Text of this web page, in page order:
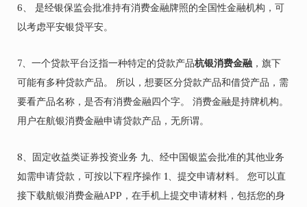
6、 是经银保监会批准持有消费金融牌照的全国性金融机构，可
以考虑平安银贷平安。
7、一个贷款平台泛指一种特定的贷款产品杭银消费金融 ，旗下
可能有多种贷款产品。 所以，想要区分贷款产品和借贷产品，需
要看产品名称，是否有消费金融四个字。 消费金融是持牌机构。
用户在航银消费金融申请贷款产品，无所谓。
8、固定收益类证券投资业务 九、经中国银监会批准的其他业务
如需申请贷款，可按以下程序操作 1、提交申请材料。 您可以直
接下载航银消费金融APP，在手机上提交申请材料，包括您的身